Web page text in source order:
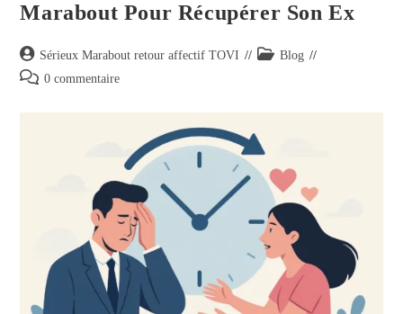
Marabout Pour Récupérer Son Ex
Sérieux Marabout retour affectif TOVI
Blog
0 commentaire